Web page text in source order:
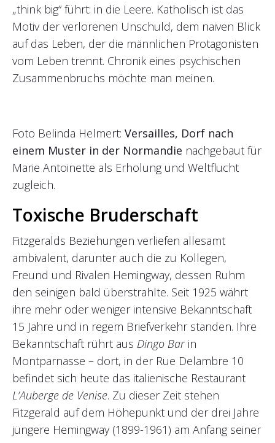
„think big“ führt: in die Leere. Katholisch ist das
Motiv der verlorenen Unschuld, dem naiven Blick
auf das Leben, der die männlichen Protagonisten
vom Leben trennt. Chronik eines psychischen
Zusammenbruchs möchte man meinen.
Foto Belinda Helmert: Versailles, Dorf nach
einem Muster in der Normandie nachgebaut für
Marie Antoinette als Erholung und Weltflucht
zugleich.
Toxische Bruderschaft
Fitzgeralds Beziehungen verliefen allesamt
ambivalent, darunter auch die zu Kollegen,
Freund und Rivalen Hemingway, dessen Ruhm
den seinigen bald überstrahlte. Seit 1925 währt
ihre mehr oder weniger intensive Bekanntschaft
15 Jahre und in regem Briefverkehr standen. Ihre
Bekanntschaft rührt aus Dingo Bar in
Montparnasse – dort, in der Rue Delambre 10
befindet sich heute das italienische Restaurant
L’Auberge de Venise. Zu dieser Zeit stehen
Fitzgerald auf dem Höhepunkt und der drei Jahre
jüngere Hemingway (1899-1961) am Anfang seiner